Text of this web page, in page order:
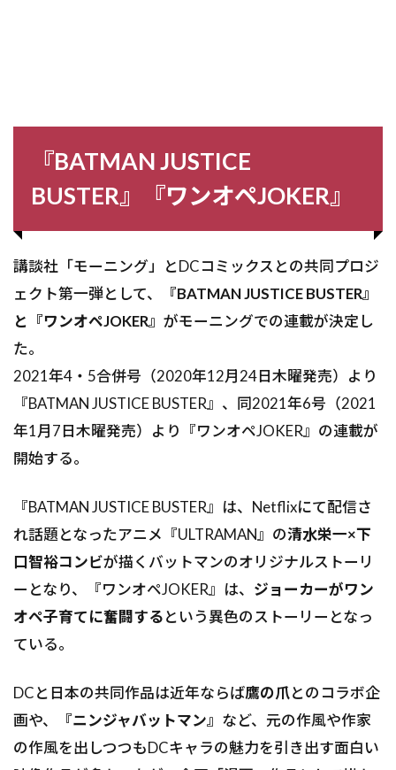
『BATMAN JUSTICE
BUSTER』『ワンオペJOKER』
講談社「モーニング」とDCコミックスとの共同プロジ
ェクト第一弾として、
『BATMAN JUSTICE BUSTER』
と『ワンオペJOKER』 がモーニングでの連載が決定し
た。
2021年4・5合併号（2020年12月24日木曜発売）より
『BATMAN JUSTICE BUSTER』、同2021年6号（2021
年1月7日木曜発売）より『ワンオペJOKER』の連載が
開始する。
『BATMAN JUSTICE BUSTER』は、Netflixにて配信さ
れ話題となったアニメ『ULTRAMAN』の清水栄一×下
口智裕コンビが描くバットマンのオリジナルストーリ
ーとなり、『ワンオペJOKER』は、 ジョーカーがワン
オペ子育てに奮闘するという異色のストーリーとなっ
ている。
DCと日本の共同作品は近年ならば鷹の爪とのコラボ企
画や、
『ニンジャバットマン』 など、元の作風や作家
の作風を出しつつもDCキャラの魅力を引き出す面白い